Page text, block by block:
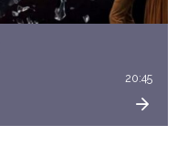
20:45